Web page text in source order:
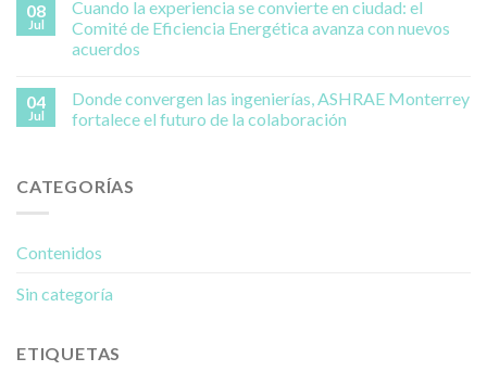
08
Jul
Cuando la experiencia se convierte en ciudad: el
Comité de Eficiencia Energética avanza con nuevos
acuerdos
04
Jul
Donde convergen las ingenierías, ASHRAE Monterrey
fortalece el futuro de la colaboración
CATEGORÍAS
Contenidos
Sin categoría
ETIQUETAS